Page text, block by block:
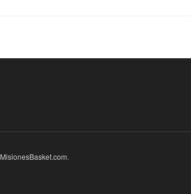
MisionesBasket.com.